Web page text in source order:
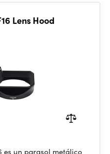
Lens Hood
es un parasol metálico